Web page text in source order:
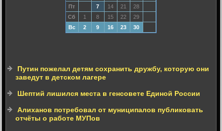
Пт
7 14 21
28
Сб
1 8 15 22
29
Вс
2 9 16 23 30
Путин пожелал детям сохранить дружбу, которую они
заведут в детском лагере
Шептий лишился места в генсовете Единой России
Алиханов потребовал от муниципалов публиковать
отчёты о работе МУПов